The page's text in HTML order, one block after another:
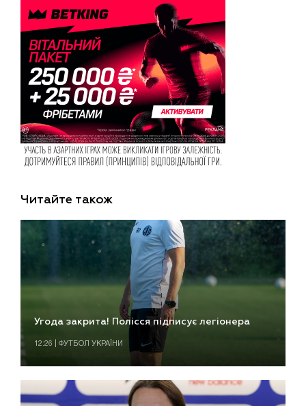
Читайте також
Угода закрита! Полісся підписує легіонера
12:26 | ФУТБОЛ УКРАЇНИ